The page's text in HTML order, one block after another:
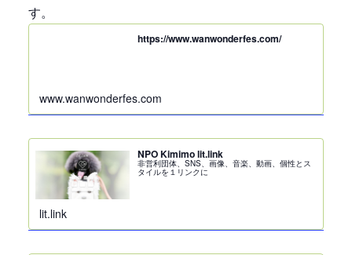
す。
https://www.wanwonderfes.com/
www.wanwonderfes.com
NPO Kimimo lit.link
非営利団体、SNS、画像、音楽、動画、個性とス
タイルを１リンクに
lit.link